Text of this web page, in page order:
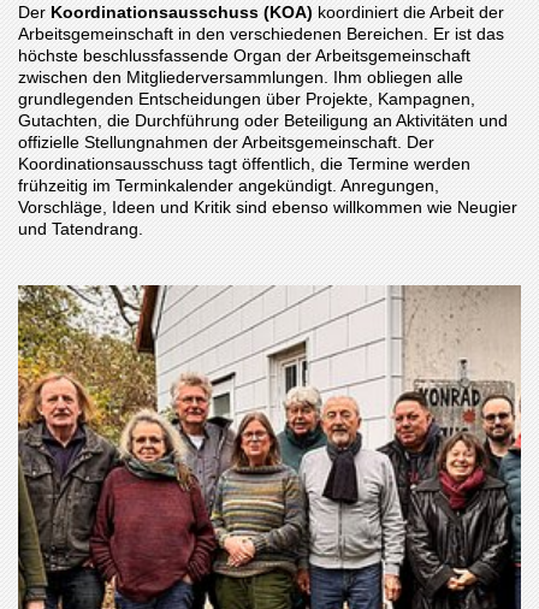
Der Koordinationsausschuss (KOA) koordiniert die Arbeit der
Arbeitsgemeinschaft in den verschiedenen Bereichen. Er ist das
höchste beschlussfassende Organ der Arbeitsgemeinschaft
zwischen den Mitgliederversammlungen. Ihm obliegen alle
grundlegenden Entscheidungen über Projekte, Kampagnen,
Gutachten, die Durchführung oder Beteiligung an Aktivitäten und
offizielle Stellungnahmen der Arbeitsgemeinschaft. Der
Koordinationsausschuss tagt öffentlich, die Termine werden
frühzeitig im Terminkalender angekündigt. Anregungen,
Vorschläge, Ideen und Kritik sind ebenso willkommen wie Neugier
und Tatendrang.